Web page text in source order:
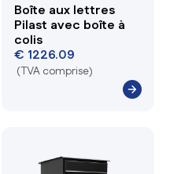
Boîte aux lettres
Pilast avec boîte à
colis
€ 1226.09
(TVA comprise)